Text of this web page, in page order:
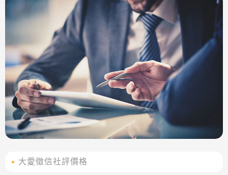
大愛徵信社評價格